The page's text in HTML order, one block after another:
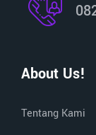
About Us!
Tentang Kami